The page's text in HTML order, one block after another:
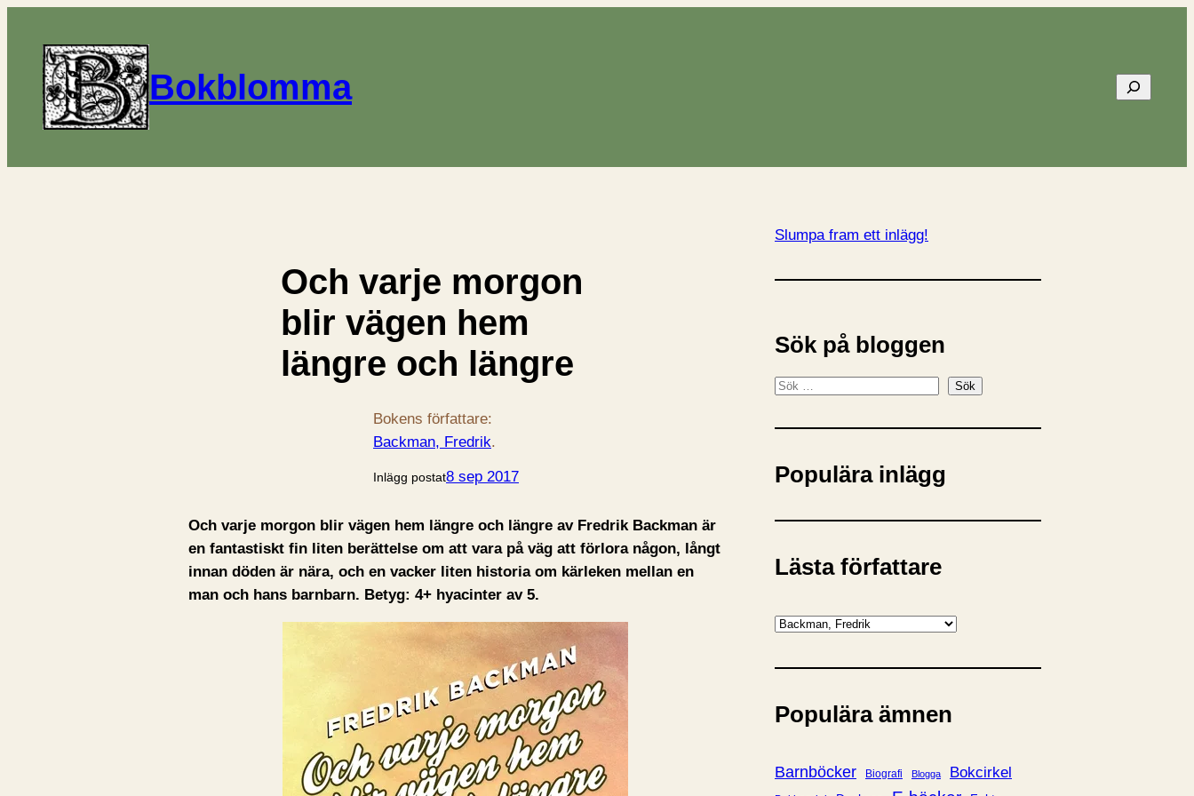
Bokblomma Sök
Och varje morgon
blir vägen hem
längre och längre
Bokens författare:
Backman, Fredrik.
Inlägg postat8 sep 2017
Och varje morgon blir vägen hem längre och längre av Fredrik Backman är
en fantastiskt fin liten berättelse om att vara på väg att förlora någon, långt
innan döden är nära, och en vacker liten historia om kärleken mellan en
man och hans barnbarn. Betyg: 4+ hyacinter av 5.
Slumpa fram ett inlägg!
Sök på bloggen
S
k
Sök
Populära inlägg
Lästa författare
K
t
g
i
Populära ämnen
Barnböcker Biografi Blogga Bokcirkel